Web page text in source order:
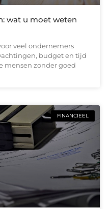
wat u moet weten
veel ondernemers
budget en tijd
mensen zonder goed
FINANCIEEL